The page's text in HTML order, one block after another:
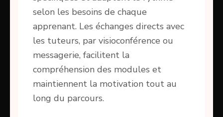
selon les besoins de chaque
apprenant. Les échanges directs avec
les tuteurs, par visioconférence ou
messagerie, facilitent la
compréhension des modules et
maintiennent la motivation tout au
long du parcours.